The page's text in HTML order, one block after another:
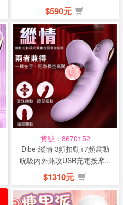
$590元
貨號：8670152
Dibe-縱情 3頻扣動+7頻震動
吮吸內外兼攻USB充電按摩...
$1310元